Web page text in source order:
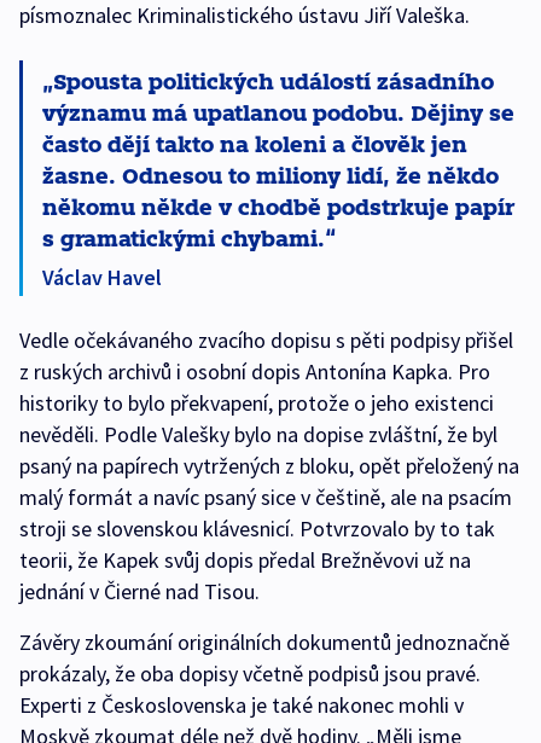
písmoznalec Kriminalistického ústavu Jiří Valeška.
Spousta politických událostí zásadního
významu má upatlanou podobu. Dějiny se
často dějí takto na koleni a člověk jen
žasne. Odnesou to miliony lidí, že někdo
někomu někde v chodbě podstrkuje papír
s gramatickými chybami.
Václav Havel
Vedle očekávaného zvacího dopisu s pěti podpisy přišel
z ruských archivů i osobní dopis Antonína Kapka. Pro
historiky to bylo překvapení, protože o jeho existenci
nevěděli. Podle Valešky bylo na dopise zvláštní, že byl
psaný na papírech vytržených z bloku, opět přeložený na
malý formát a navíc psaný sice v češtině, ale na psacím
stroji se slovenskou klávesnicí. Potvrzovalo by to tak
teorii, že Kapek svůj dopis předal Brežněvovi už na
jednání v Čierné nad Tisou.
Závěry zkoumání originálních dokumentů jednoznačně
prokázaly, že oba dopisy včetně podpisů jsou pravé.
Experti z Československa je také nakonec mohli v
Moskvě zkoumat déle než dvě hodiny. „Měli jsme